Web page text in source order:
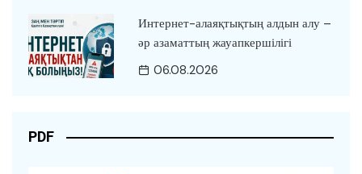
Интернет-алаяқтықтың алдын алу –
әр азаматтың жауапкершілігі
06.08.2026
PDF